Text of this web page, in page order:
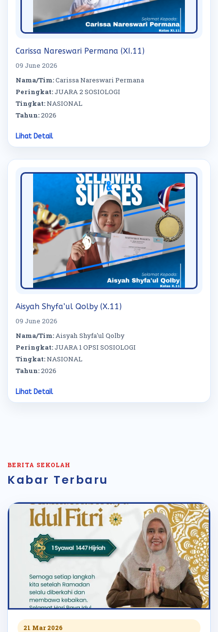
Carissa Nareswari Permana (XI.11)
09 June 2026
Nama/Tim:Carissa Nareswari Permana
Peringkat:JUARA 2 SOSIOLOGI
Tingkat:NASIONAL
Tahun:2026
Lihat Detail
Aisyah Shyfa’ul Qolby (X.11)
09 June 2026
Nama/Tim:Aisyah Shyfa'ul Qolby
Peringkat:JUARA 1 OPSI SOSIOLOGI
Tingkat:NASIONAL
Tahun:2026
Lihat Detail
BERITA SEKOLAH
Kabar Terbaru
21 Mar 2026